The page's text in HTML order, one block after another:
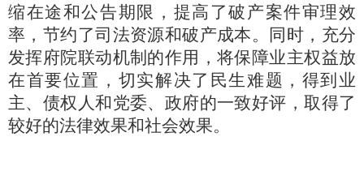
缩在途和公告期限，提高了破产案件审理效
率，节约了司法资源和破产成本。同时，充分
发挥府院联动机制的作用，将保障业主权益放
在首要位置，切实解决了民生难题，得到业
主、债权人和党委、政府的一致好评，取得了
较好的法律效果和社会效果。